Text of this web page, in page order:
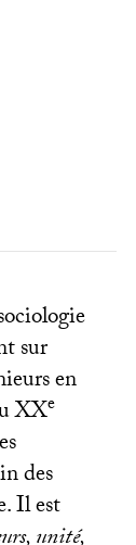
sur
en
XXe
des
Il est